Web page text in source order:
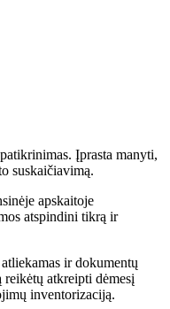
Įprasta manyti,
suskaičiavimą.
apskaitoje
atspindini tikrą ir
ir dokumentų
atkreipti dėmesį
inventorizaciją.